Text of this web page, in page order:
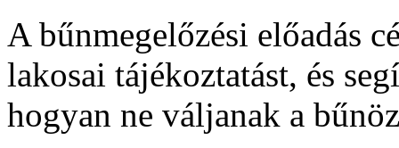
A bűnmegelőzési előadás
lakosai tájékoztatást, és
hogyan ne váljanak a